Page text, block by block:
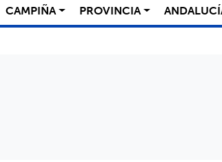
CAMPIÑA PROVINCIA